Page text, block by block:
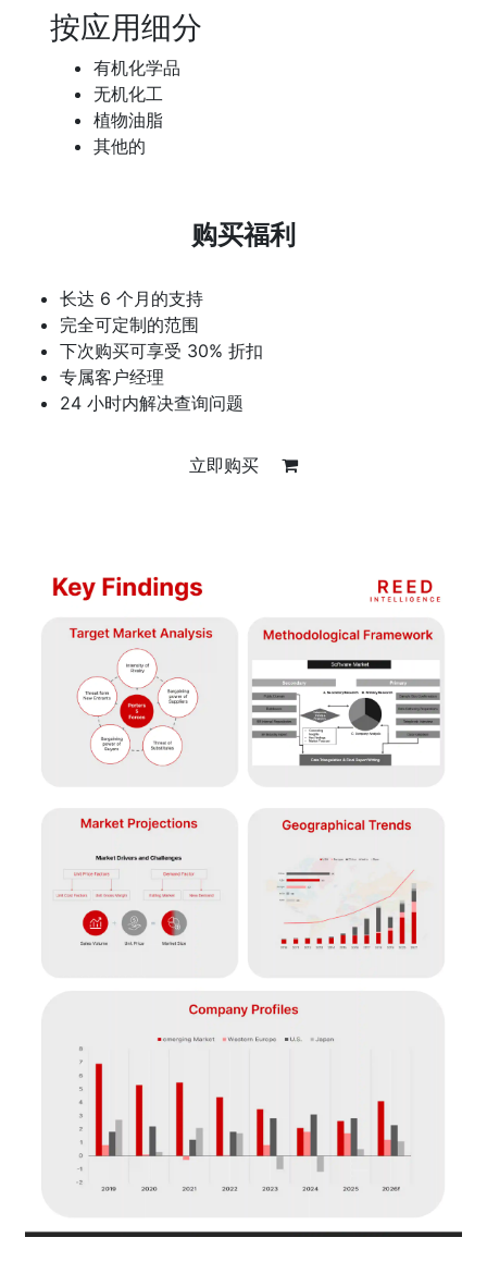
按应用细分
有机化学品
无机化工
植物油脂
其他的
购买福利
长达 6 个月的支持
完全可定制的范围
下次购买可享受 30% 折扣
专属客户经理
24 小时内解决查询问题
立即购买